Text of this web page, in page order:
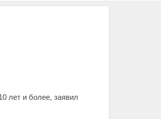
лет и более, заявил